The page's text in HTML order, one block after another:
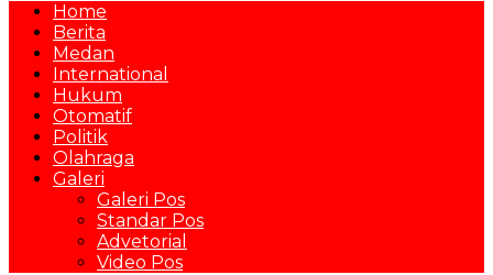
Home
Berita
Medan
International
Hukum
Otomatif
Politik
Olahraga
Galeri
Galeri Pos
Standar Pos
Advetorial
Video Pos